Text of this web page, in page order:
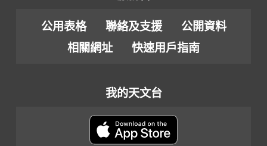
公用表格 聯絡及支援
公開資料
相關網址
快速用戶指南
我的天文台